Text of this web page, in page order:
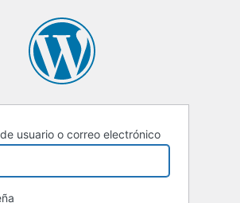
usuario o correo electrónico